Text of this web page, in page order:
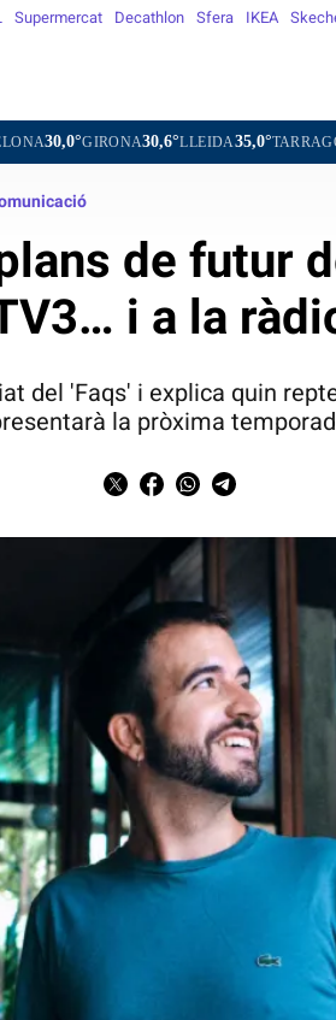
Supermercat Decathlon Sfera IKEA
30,6°LLEIDA35,0°TARRAGONA29,2°
de futur
i a la
del 'Faqs' i explica quin
la pròxima